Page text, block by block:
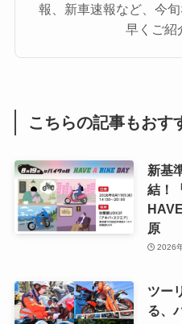
報、新車速報など、今
早くご紹
こちらの記事もおす
新基
結！
原
2026
ツー
る、